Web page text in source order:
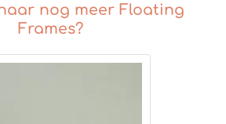
nog meer Floating
Frames?